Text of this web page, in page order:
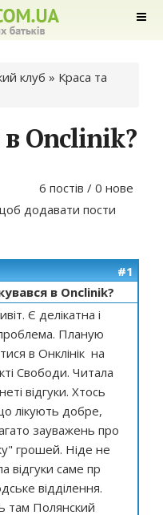
клуб » Краса та
в Onclinik?
6 постів / 0 нове
додавати пости
#1
в Onclinik?
Є делікатна і
Планую
в Онклінік на
Свободи. Читала
відгуки. Хтось
лікують добре,
зауважень про
грошей. Ніде не
відгуки саме пр
відділення.
там Полянский